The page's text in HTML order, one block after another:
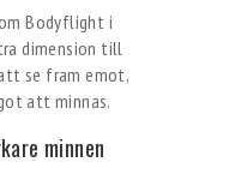
Bodyflight i
dimension till
se fram emot,
att minnas.
minnen